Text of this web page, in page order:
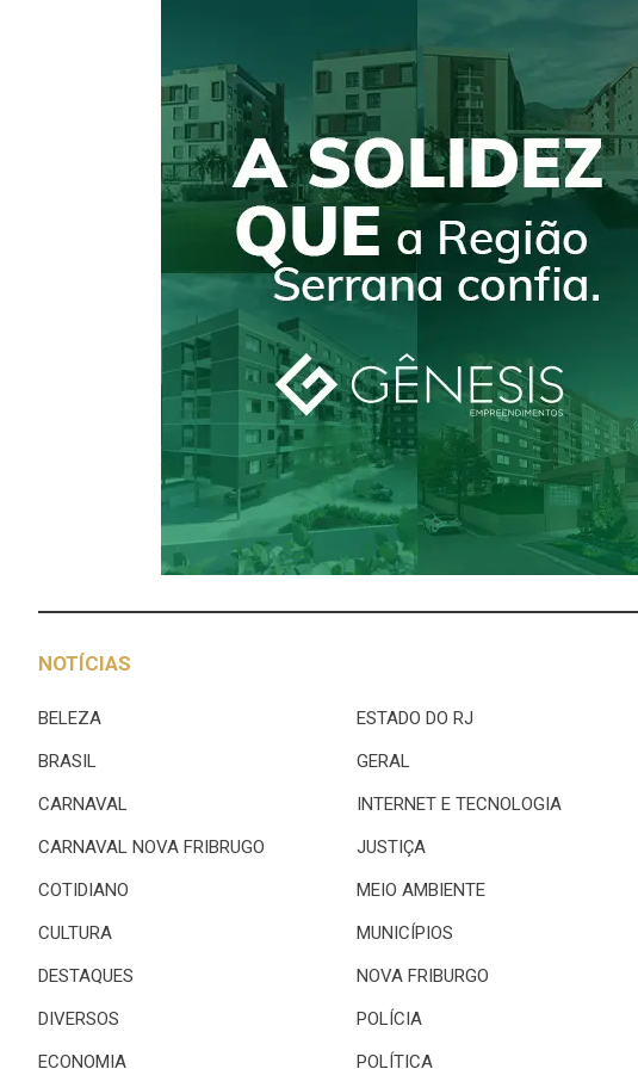
NOTÍCIAS
BELEZA
BRASIL
CARNAVAL
CARNAVAL NOVA FRIBRUGO
COTIDIANO
CULTURA
DESTAQUES
DIVERSOS
ECONOMIA
ESTADO DO RJ
GERAL
INTERNET E TECNOLOGIA
JUSTIÇA
MEIO AMBIENTE
MUNICÍPIOS
NOVA FRIBURGO
POLÍCIA
POLÍTICA